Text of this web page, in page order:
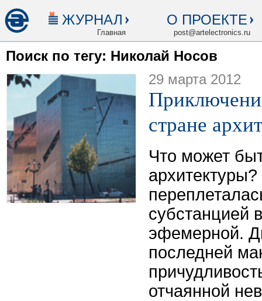
ЖУРНАЛ
Главная
О ПРОЕКТЕ
post@artelectronics.ru
Поиск по тегу: Николай Носов
29 марта 2012
стране
Что может
субстанцией
эфемерной.
последней
отчаянной